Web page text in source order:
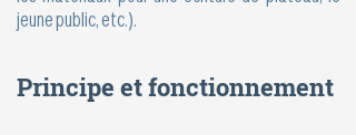
jeune public, etc.).
Principe et fonctionnement